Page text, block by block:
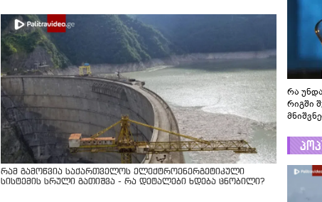
რამ გამოწვია საქართველოს ელექტროენერგეტიკული
სისტემის სრული გათიშვა - რა დეტალები ხდება ცნობილი?
რა
რიგში